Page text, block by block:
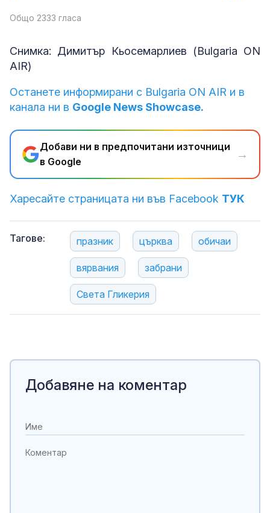
Общо 2333 гласа
Снимка: Димитър Кьосемарлиев (Bulgaria ON
AIR)
Останете информирани с Bulgaria ON AIR и в
канала ни в Google News Showcase.
Добави ни в предпочитани източници
в Google
→
Харесайте страницата ни във Facebook ТУК
Тагове: празник църква обичаи
вярвания забрани
Света Гликерия
Добавяне на коментар